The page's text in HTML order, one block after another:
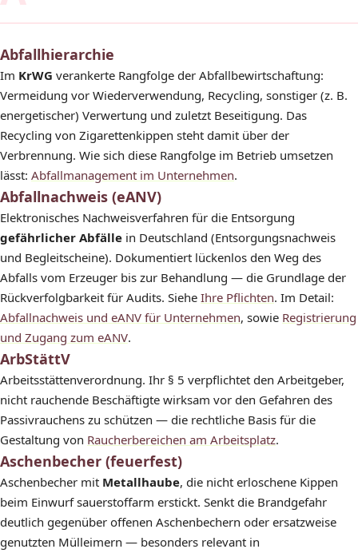
Abfallhierarchie
Im KrWG verankerte Rangfolge der Abfallbewirtschaftung:
Vermeidung vor Wiederverwendung, Recycling, sonstiger (z. B.
energetischer) Verwertung und zuletzt Beseitigung. Das
Recycling von Zigarettenkippen steht damit über der
Verbrennung. Wie sich diese Rangfolge im Betrieb umsetzen
lässt: Abfallmanagement im Unternehmen.
Abfallnachweis (eANV)
Elektronisches Nachweisverfahren für die Entsorgung
gefährlicher Abfälle in Deutschland (Entsorgungsnachweis
und Begleitscheine). Dokumentiert lückenlos den Weg des
Abfalls vom Erzeuger bis zur Behandlung — die Grundlage der
Rückverfolgbarkeit für Audits. Siehe Ihre Pflichten. Im Detail:
Abfallnachweis und eANV für Unternehmen, sowie Registrierung
und Zugang zum eANV.
ArbStättV
Arbeitsstättenverordnung. Ihr § 5 verpflichtet den Arbeitgeber,
nicht rauchende Beschäftigte wirksam vor den Gefahren des
Passivrauchens zu schützen — die rechtliche Basis für die
Gestaltung von Raucherbereichen am Arbeitsplatz.
Aschenbecher (feuerfest)
Aschenbecher mit Metallhaube, die nicht erloschene Kippen
beim Einwurf sauerstoffarm erstickt. Senkt die Brandgefahr
deutlich gegenüber offenen Aschenbechern oder ersatzweise
genutzten Mülleimern — besonders relevant in